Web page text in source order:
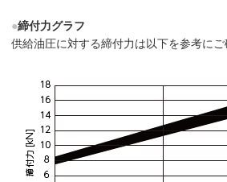
●締付力グラフ
供給油圧に対する締付力は以下を参考にご